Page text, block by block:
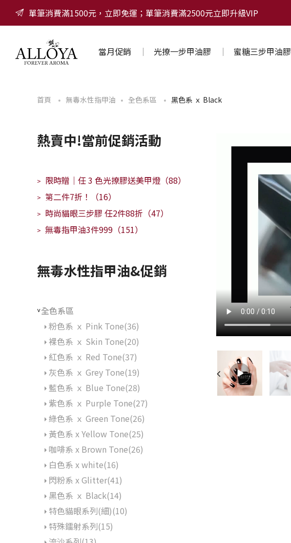
單筆消費滿1500元，立即免運；單筆消費滿2500元立即升級VIP
當月促銷 光撩一步甲油膠 蜜糖三步甲油膠
首頁 無毒水性指甲油 全色系區 黑色系 ｘ Black
熱賣中!當前促銷活動
> 限時贈｜任 3 色光撩膠送美甲燈（88）
> 第二件7折！（16）
> 時尚貓眼三步膠 任2件88折（47）
> 無毒指甲油3件999（151）
無毒水性指甲油&促銷
>全色系區
粉色系 ｘ Pink Tone(36)
裸色系 ｘ Skin Tone(20)
紅色系 ｘ Red Tone(37)
灰色系 ｘ Grey Tone(19)
藍色系 ｘ Blue Tone(28)
紫色系 ｘ Purple Tone(27)
綠色系 ｘ Green Tone(26)
黃色系 x Yellow Tone(25)
咖啡系 x Brown Tone(26)
白色系 x white(16)
閃粉系 x Glitter(41)
黑色系 ｘ Black(14)
特色貓眼系列(細)(10)
特殊鐳射系列(15)